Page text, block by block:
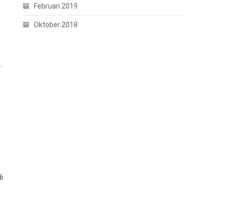
Februari 2019
Oktober 2018